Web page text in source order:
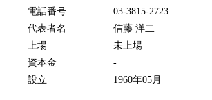
電話番号
03-3815-2723
代表者名
信藤 洋二
上場
未上場
資本金
-
設立
1960年05月